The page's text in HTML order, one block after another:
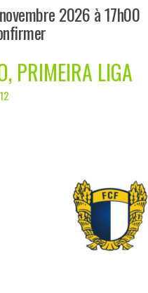
2026 à 17h00
PRIMEIRA LIGA